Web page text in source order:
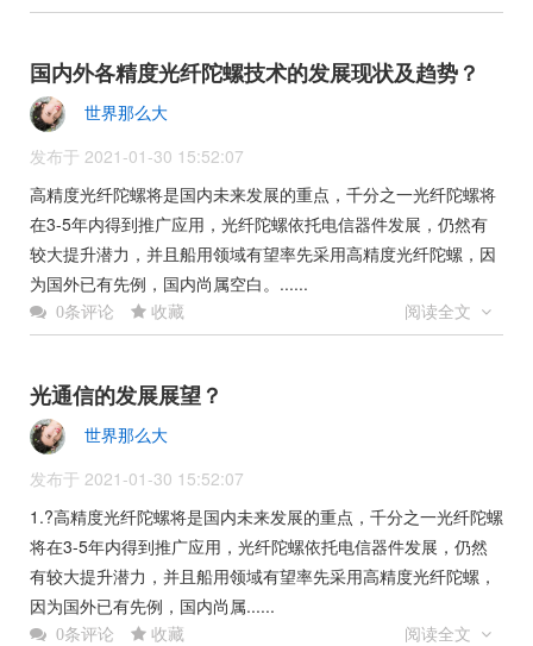
国内外各精度光纤陀螺技术的发展现状及趋势？
世界那么大
发布于 2021-01-30 15:52:07
高精度光纤陀螺将是国内未来发展的重点，千分之一光纤陀螺将
在3-5年内得到推广应用，光纤陀螺依托电信器件发展，仍然有
较大提升潜力，并且船用领域有望率先采用高精度光纤陀螺，因
为国外已有先例，国内尚属空白。......
0条评论 收藏 阅读全文
光通信的发展展望？
世界那么大
发布于 2021-01-30 15:52:07
1.?高精度光纤陀螺将是国内未来发展的重点，千分之一光纤陀螺
将在3-5年内得到推广应用，光纤陀螺依托电信器件发展，仍然
有较大提升潜力，并且船用领域有望率先采用高精度光纤陀螺，
因为国外已有先例，国内尚属......
0条评论 收藏 阅读全文